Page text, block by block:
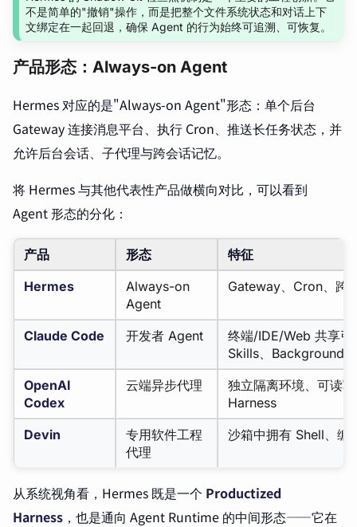
不是简单的"撤销"操作，而是把整个文件系统状态和对话上下
文绑定在一起回退，确保 Agent 的行为始终可追溯、可恢复。
产品形态：Always-on Agent
Hermes 对应的是"Always-on Agent"形态：单个后台
Gateway 连接消息平台、执行 Cron、推送长任务状态，并
允许后台会话、子代理与跨会话记忆。
将 Hermes 与其他代表性产品做横向对比，可以看到
Agent 形态的分化：
产品 形态
特征
Hermes
Always-on
Agent
Gateway、Cron、跨
Claude Code 开发者 Agent
终端/IDE/Web 共享
Skills、Background
OpenAI
Codex
云端异步代理
独立隔离环境、可读
Harness
Devin
专用软件工程
代理
沙箱中拥有 Shell、编
从系统视角看，Hermes 既是一个 Productized
Harness ，也是通向 Agent Runtime 的中间形态——它在